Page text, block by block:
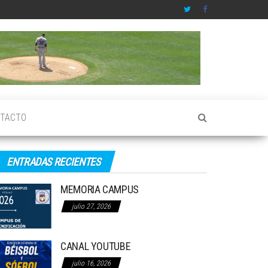
ENTRADAS RECIENTES
MEMORIA CAMPUS
julio 27, 2026
CANAL YOUTUBE
julio 16, 2026